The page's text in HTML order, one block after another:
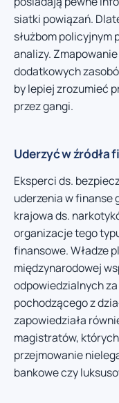
siatki powiązań.
służbom policyjnym
analizy.
dodatkowych
by lepiej zrozumieć
przez gangi.
Uderzyć w źródła
Eksperci ds.
uderzenia w finanse
krajowa ds.
organizacje tego
finansowe. Władze
międzynarodowej
odpowiedzialnych
pochodzącego z
zapowiedziała
magistratów,
przejmowanie
bankowe czy